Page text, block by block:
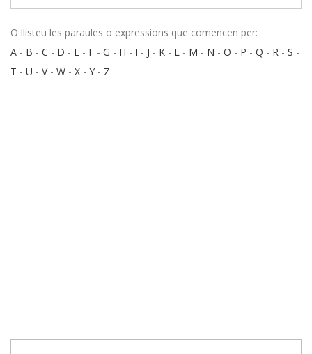
O llisteu les paraules o expressions que comencen per:
A - B - C - D - E - F - G - H - I - J - K - L - M - N - O - P - Q - R - S -
T - U - V- W - X - Y - Z